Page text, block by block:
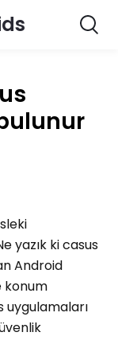
yazık ki casus
Android
konum
uygulamaları